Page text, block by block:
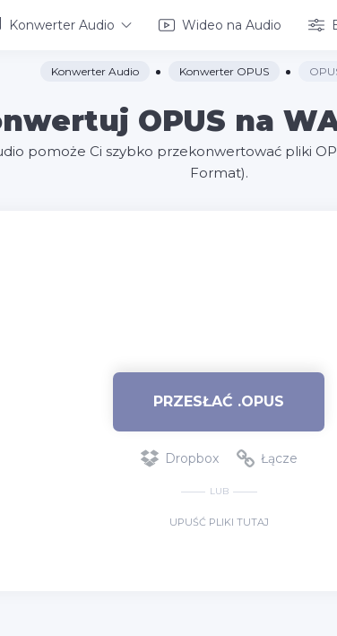
Konwerter Audio Wideo na Audio
Konwerter Audio Konwerter OPUS
OPUS na
pomoże Ci szybko przekonwertować pliki
Format).
PRZESŁAĆ .OPUS
Dropbox Łącze
LUB
UPUŚĆ PLIKI TUTAJ